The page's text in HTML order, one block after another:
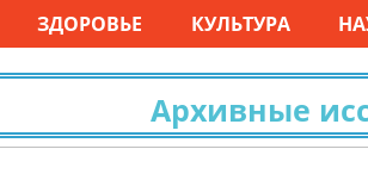
ЗДОРОВЬЕ КУЛЬТУРА
Архивные